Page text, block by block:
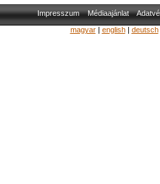
Impresszum Médiaajánlat
magyar| english| deutsch